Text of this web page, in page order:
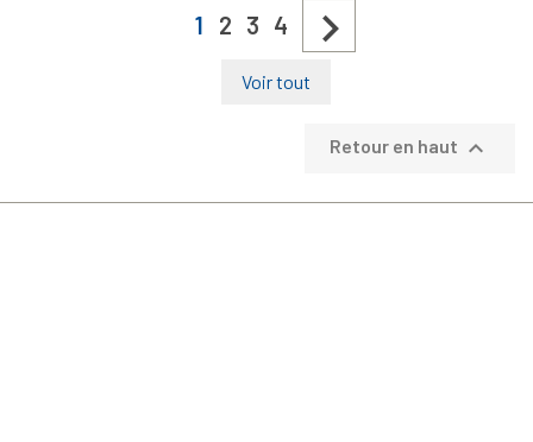
1 2 3 4 
Voir tout
Retour en haut 